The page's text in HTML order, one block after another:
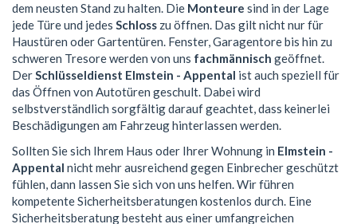
dem neusten Stand zu halten. Die Monteure sind in der Lage
jede Türe und jedes Schloss zu öffnen. Das gilt nicht nur für
Haustüren oder Gartentüren. Fenster, Garagentore bis hin zu
schweren Tresore werden von uns fachmännisch geöffnet.
DerSchlüsseldienst Elmstein - Appental ist auch speziell für
das Öffnen von Autotüren geschult. Dabei wird
selbstverständlich sorgfältig darauf geachtet, dass keinerlei
Beschädigungen am Fahrzeug hinterlassen werden.
Sollten Sie sich Ihrem Haus oder Ihrer Wohnung in Elmstein -
Appental nicht mehr ausreichend gegen Einbrecher geschützt
fühlen, dann lassen Sie sich von uns helfen. Wir führen
kompetente Sicherheitsberatungen kostenlos durch. Eine
Sicherheitsberatung besteht aus einer umfangreichen